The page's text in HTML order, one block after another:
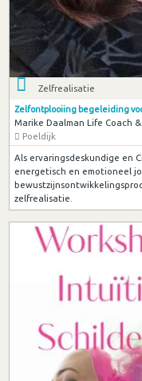
Zelfrealisatie
Zelfontplooiing begeleiding
Marike Daalman Life Coach
Poeldijk
Als ervaringsdeskundige en
energetisch en emotioneel
zelfrealisatie.